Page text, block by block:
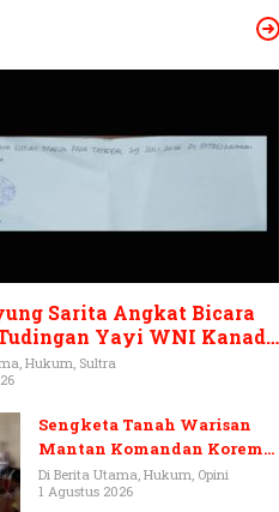
Sarita Angkat Bicara
Yayi WNI Kanada
Rp3,6 Miliar
Hukum, Sultra
Sengketa Tanah Warisan
Mantan Komandan Korem
143/HO, Ketika Warisan
Menjadi Arena Pemerasan
Di Berita Utama, Hukum, Opini
1 Agustus 2026